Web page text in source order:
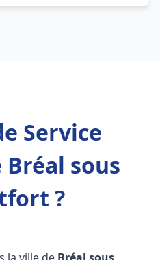
Service
sous
?